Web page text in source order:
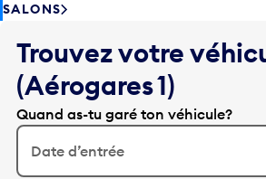
SALONS
Trouvez votre
(Aérogares 1)
Quand as-tu garé ton véhicule?
Date d’entrée